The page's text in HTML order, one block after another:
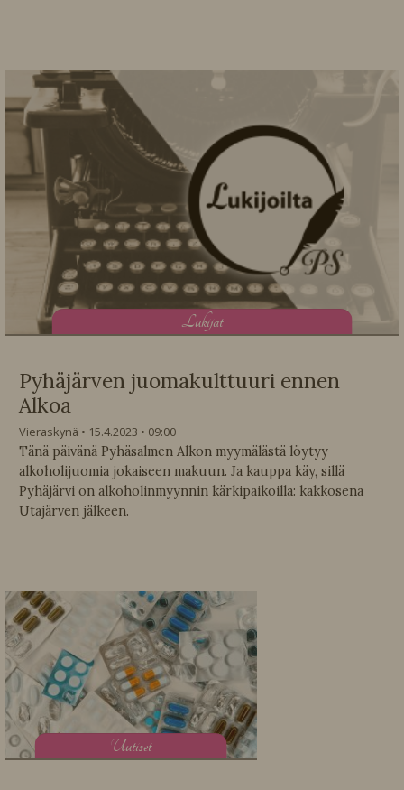
Lukijat
Pyhäjärven juomakulttuuri ennen
Alkoa
Vieraskynä 15.4.2023
09:00
Tänä päivänä Pyhäsalmen Alkon myymälästä löytyy
alkoholijuomia jokaiseen makuun. Ja kauppa käy, sillä
Pyhäjärvi on alkoholinmyynnin kärkipaikoilla: kakkosena
Utajärven jälkeen.
Uutiset